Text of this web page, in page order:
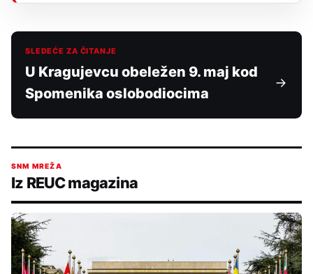
SLEDEĆE ZA ČITANJE
U Kragujevcu obeležen 9. maj kod
Spomenika oslobodiocima
SNM MREŽA
Iz REUC magazina